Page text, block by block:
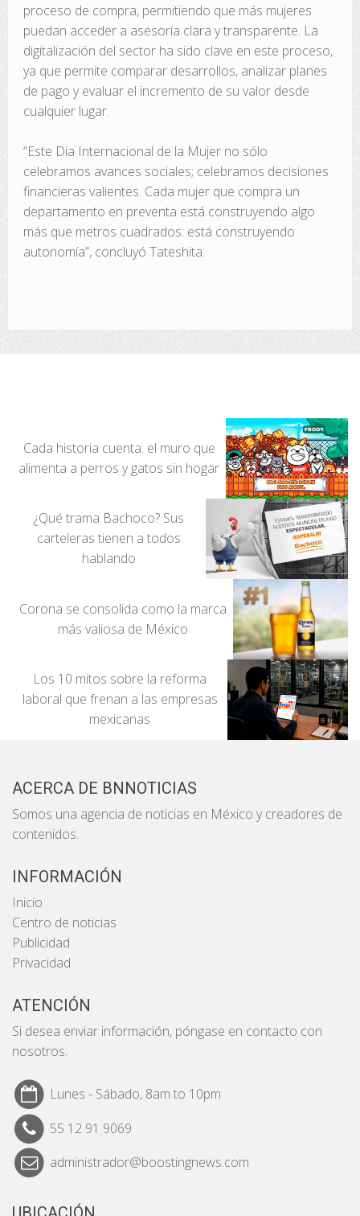
proceso de compra, permitiendo que más mujeres
puedan acceder a asesoría clara y transparente. La
digitalización del sector ha sido clave en este proceso,
ya que permite comparar desarrollos, analizar planes
de pago y evaluar el incremento de su valor desde
cualquier lugar.
“Este Día Internacional de la Mujer no sólo
celebramos avances sociales; celebramos decisiones
financieras valientes. Cada mujer que compra un
departamento en preventa está construyendo algo
más que metros cuadrados: está construyendo
autonomía”, concluyó Tateshita.
Cada historia cuenta: el muro que
alimenta a perros y gatos sin hogar
¿Qué trama Bachoco? Sus
carteleras tienen a todos
hablando
Corona se consolida como la marca
más valiosa de México
Los 10 mitos sobre la reforma
laboral que frenan a las empresas
mexicanas
ACERCA DE BNNOTICIAS
Somos una agencia de noticias en México y creadores de
contenidos.
INFORMACIÓN
Inicio
Centro de noticias
Publicidad
Privacidad
ATENCIÓN
Si desea enviar información, póngase en contacto con
nosotros:
Lunes - Sábado, 8am to 10pm
55 12 91 9069
administrador@boostingnews.com